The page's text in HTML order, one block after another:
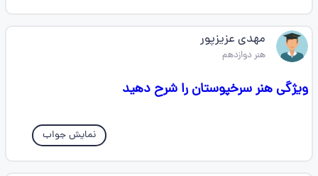
مهدی عزیزپور
هنر دوازدهم
ویژگی هنر سرخپوستان را شرح دهید
نمایش جواب